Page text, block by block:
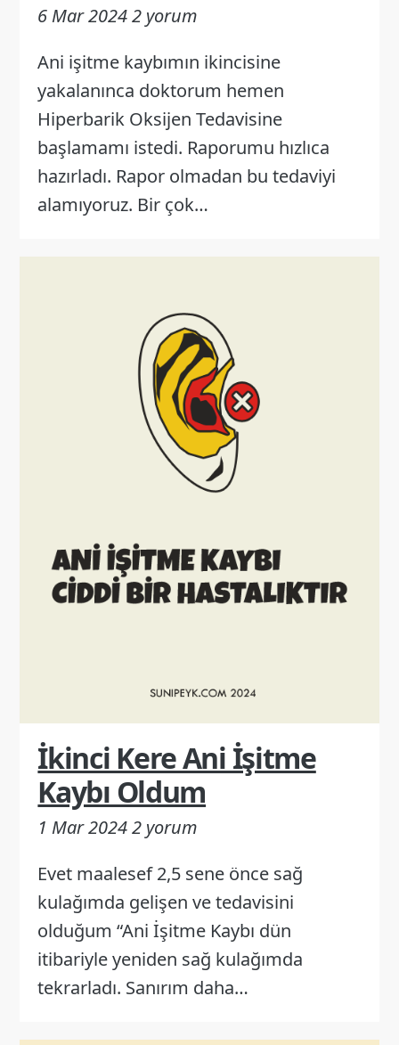
6 Mar 20242 yorum
Ani işitme kaybımın ikincisine
yakalanınca doktorum hemen
Hiperbarik Oksijen Tedavisine
başlamamı istedi. Raporumu hızlıca
hazırladı. Rapor olmadan bu tedaviyi
alamıyoruz. Bir çok…
İkinci Kere Ani İşitme
Kaybı Oldum
1 Mar 20242 yorum
Evet maalesef 2,5 sene önce sağ
kulağımda gelişen ve tedavisini
olduğum “Ani İşitme Kaybı dün
itibariyle yeniden sağ kulağımda
tekrarladı. Sanırım daha…